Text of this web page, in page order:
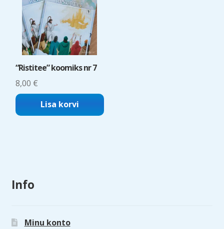
“Ristitee” koomiks nr 7
8,00 €
Lisa korvi
Info
Minu konto